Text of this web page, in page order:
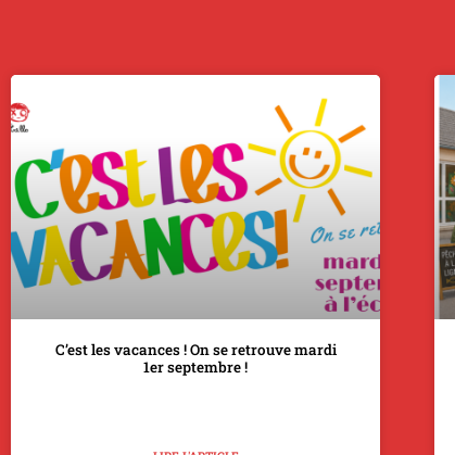
C’est les vacances ! On se retrouve mardi
1er septembre !